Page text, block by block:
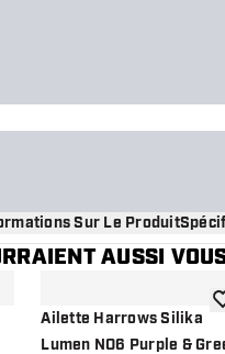
Sur Le Produit
AUSSI
à la liste de souhaits
Ailette Harrows Silika
Lumen NO6 Purple &